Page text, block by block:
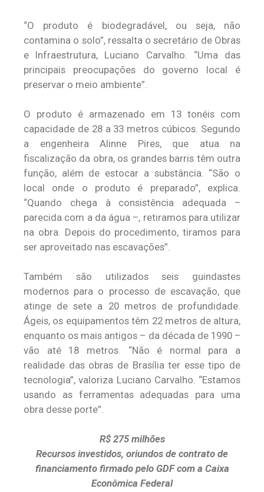
“O produto é biodegradável, ou seja, não
contamina o solo”, ressalta o secretário de Obras
e Infraestrutura, Luciano Carvalho. “Uma das
principais preocupações do governo local é
preservar o meio ambiente”.
O produto é armazenado em 13 tonéis com
capacidade de 28 a 33 metros cúbicos. Segundo
a engenheira Alinne Pires, que atua na
fiscalização da obra, os grandes barris têm outra
função, além de estocar a substância. “São o
local onde o produto é preparado”, explica.
“Quando chega à consistência adequada –
parecida com a da água –, retiramos para utilizar
na obra. Depois do procedimento, tiramos para
ser aproveitado nas escavações”.
Também são utilizados seis guindastes
modernos para o processo de escavação, que
atinge de sete a 20 metros de profundidade.
Ágeis, os equipamentos têm 22 metros de altura,
enquanto os mais antigos – da década de 1990 –
vão até 18 metros. “Não é normal para a
realidade das obras de Brasília ter esse tipo de
tecnologia”, valoriza Luciano Carvalho. “Estamos
usando as ferramentas adequadas para uma
obra desse porte”.
R$ 275 milhões
Recursos investidos, oriundos de contrato de
financiamento firmado pelo GDF com a Caixa
Econômica Federal